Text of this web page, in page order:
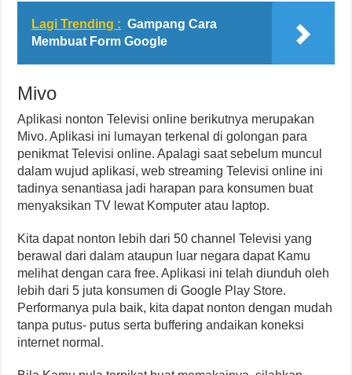
Lagi Trending : Gampang Cara
Membuat Form Google
Mivo
Aplikasi nonton Televisi online berikutnya merupakan
Mivo. Aplikasi ini lumayan terkenal di golongan para
penikmat Televisi online. Apalagi saat sebelum muncul
dalam wujud aplikasi, web streaming Televisi online ini
tadinya senantiasa jadi harapan para konsumen buat
menyaksikan TV lewat Komputer atau laptop.
Kita dapat nonton lebih dari 50 channel Televisi yang
berawal dari dalam ataupun luar negara dapat Kamu
melihat dengan cara free. Aplikasi ini telah diunduh oleh
lebih dari 5 juta konsumen di Google Play Store.
Performanya pula baik, kita dapat nonton dengan mudah
tanpa putus- putus serta buffering andaikan koneksi
internet normal.